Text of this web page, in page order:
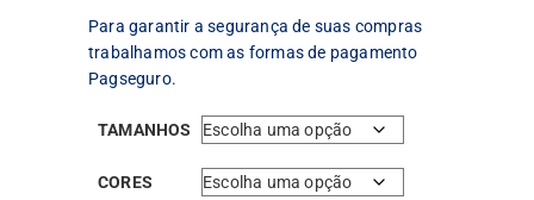
Para garantir a segurança de suas compras
trabalhamos com as formas de pagamento
Pagseguro.
TAMANHOS
CORES